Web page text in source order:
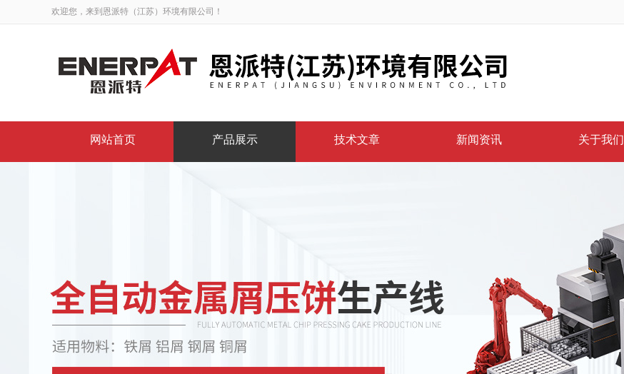
欢迎您，来到恩派特（江苏）环境有限公司！
网站首页 产品展示 技术文章 新闻资讯 关于我们